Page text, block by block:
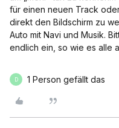
für einen neuen Track
direkt den Bildschirm zu
Auto mit Navi und Musik.
endlich ein, so wie es alle
D 1 Person gefällt das